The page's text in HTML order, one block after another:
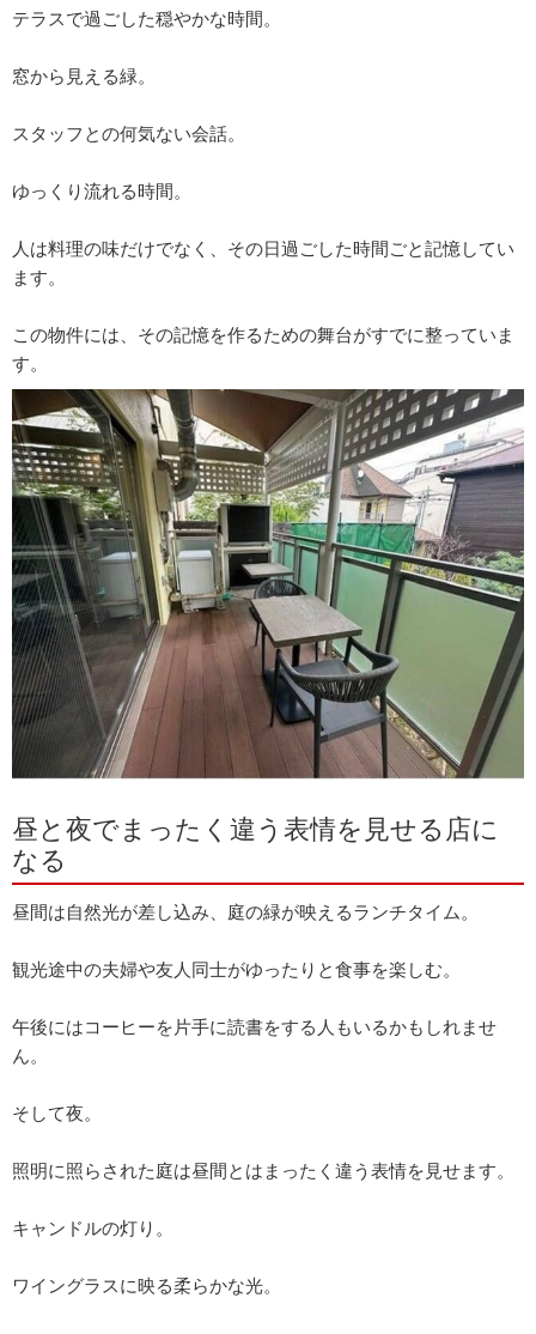
テラスで過ごした穏やかな時間。
窓から見える緑。
スタッフとの何気ない会話。
ゆっくり流れる時間。
人は料理の味だけでなく、その日過ごした時間ごと記憶してい
ます。
この物件には、その記憶を作るための舞台がすでに整っていま
す。
昼と夜でまったく違う表情を見せる店に
なる
昼間は自然光が差し込み、庭の緑が映えるランチタイム。
観光途中の夫婦や友人同士がゆったりと食事を楽しむ。
午後にはコーヒーを片手に読書をする人もいるかもしれませ
ん。
そして夜。
照明に照らされた庭は昼間とはまったく違う表情を見せます。
キャンドルの灯り。
ワイングラスに映る柔らかな光。